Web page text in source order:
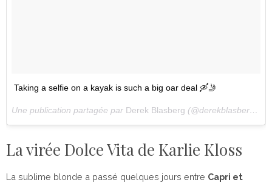
Taking a selfie on a kayak is such a big oar deal 🛶🤳
Une publication partagée par Derek Blasberg (@derekblasberg) le
La virée Dolce Vita de Karlie Kloss
La sublime blonde a passé quelques jours entre Capri et